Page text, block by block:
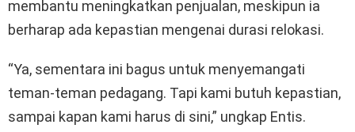
membantu meningkatkan penjualan, meskipun ia
berharap ada kepastian mengenai durasi relokasi.
“Ya, sementara ini bagus untuk menyemangati
teman-teman pedagang. Tapi kami butuh kepastian,
sampai kapan kami harus di sini,” ungkap Entis.